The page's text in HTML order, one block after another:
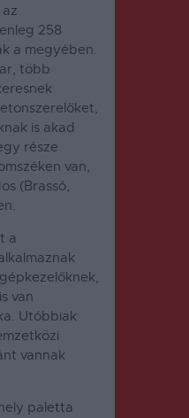
258
a megyében.
több
is akad
része
van,
(Brassó,
a
van
Utóbbiak
vannak
paletta